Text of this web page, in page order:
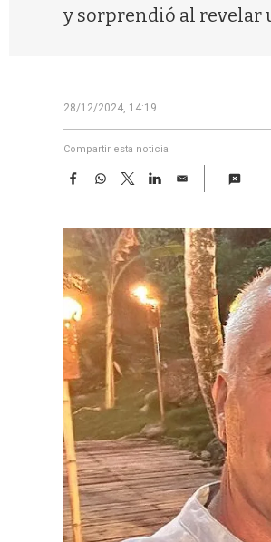
y sorprendió al
28/12/2024, 14:19
Compartir esta noticia
F
e
b
o
o
k
W
t
s
A
p
p
T
w
t
t
e
r
L
k
e
d
I
n
E
i
l